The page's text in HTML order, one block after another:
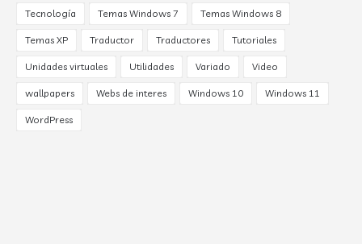
Tecnología Temas Windows 7 Temas Windows 8
Temas XP Traductor Traductores Tutoriales
Unidades virtuales Utilidades Variado Video
wallpapers Webs de interes Windows 10 Windows 11
WordPress